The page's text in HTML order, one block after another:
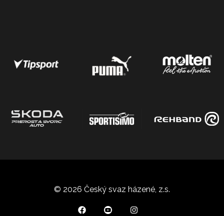
© 2026 Český svaz házené, z.s.